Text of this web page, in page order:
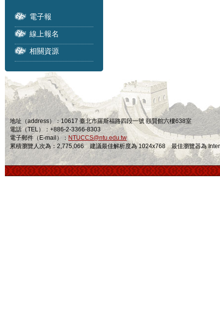
電子報
線上報名
相關資源
地址（address）：10617 臺北市羅斯福路四段一號 頤賢館六樓638室
電話（TEL）：+886-2-3366-8303
電子郵件（E-mail）： NTUCCS@ntu.edu.tw
累積瀏覽人次為：2,775,066 建議最佳解析度為 1024x768 最佳瀏覽器為